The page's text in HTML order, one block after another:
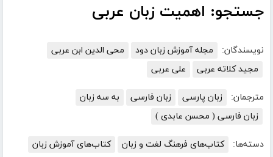
جستجو: اهمیت زبان عربی
نویسندگان: مجله آموزش زبان دود
محی الدین ابن عربی
مجید کلاته عربی
علی عربی
مترجمان: زبان پارسی زبان فارسی
به سه زبان
زبان فارسی ( محسن عابدی )
دسته‌ها: کتاب‌های فرهنگ لغت و زبان کتاب‌های آموزش زبان